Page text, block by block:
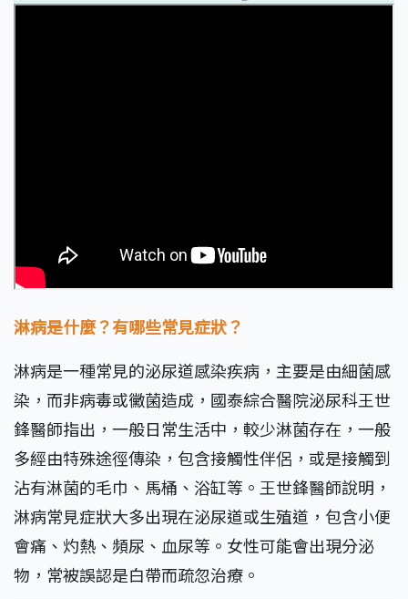
淋病是什麼？有哪些常見症狀？
淋病是一種常見的泌尿道感染疾病，主要是由細菌感
染，而非病毒或黴菌造成，國泰綜合醫院泌尿科王世
鋒醫師指出，一般日常生活中，較少淋菌存在，一般
多經由特殊途徑傳染，包含接觸性伴侶，或是接觸到
沾有淋菌的毛巾、馬桶、浴缸等。王世鋒醫師說明，
淋病常見症狀大多出現在泌尿道或生殖道，包含小便
會痛、灼熱、頻尿、血尿等。女性可能會出現分泌
物，常被誤認是白帶而疏忽治療。